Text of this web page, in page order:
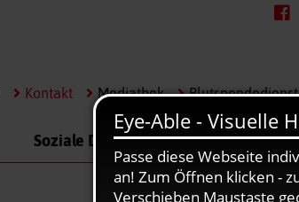
Kontakt Mediathek Blutspendedienst
Soziale Dienste Karriere